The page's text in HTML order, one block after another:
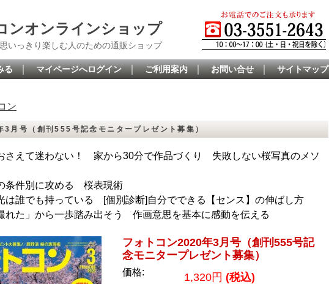
ンオンラインショップ
いっきり楽しむ人のための通販ショップ
る ｜ マイページへログイン ｜ ご利用案内 ｜ お問い合せ ｜ サイトマップ
ン
月号（創刊555号記念モニタープレゼント募集）
えて迷わない！ 家から30分で作品づくり 失敗しない桜写真のメソ
条件別に攻める 桜表現術
誰でも持っている [個別診断]自分でできる【センス】の伸ばし方
た」から一歩踏み出そう 作画意思を基本に感動を伝える
フォトコン2020年3月号（創刊555号記
念モニタープレゼント募集）
価格: 1,320円 (税込)